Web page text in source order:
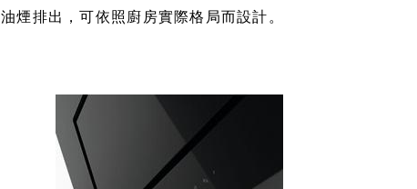
油煙排出，可依照廚房實際格局而設計。